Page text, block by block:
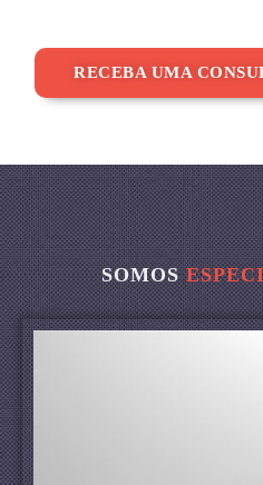
RECEBA UMA
SOMOS